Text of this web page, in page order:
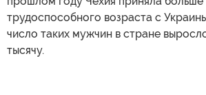
трудоспособного возраста с
число таких мужчин в стране
тысячу.